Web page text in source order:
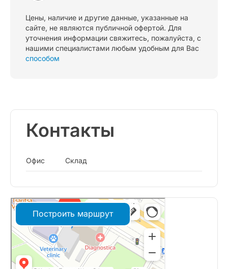
Цены, наличие и другие данные, указанные на
сайте, не являются публичной офертой. Для
уточнения информации свяжитесь, пожалуйста, с
нашими специалистами любым удобным для Вас
способом
Контакты
Офис Склад
Построить маршрут